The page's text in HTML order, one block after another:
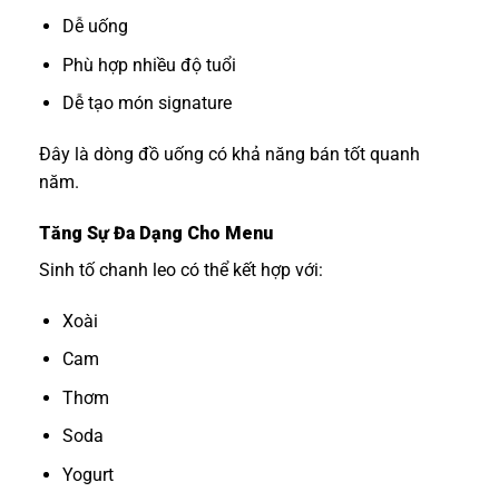
Dễ uống
Phù hợp nhiều độ tuổi
Dễ tạo món signature
Đây là dòng đồ uống có khả năng bán tốt quanh
năm.
Tăng Sự Đa Dạng Cho Menu
Sinh tố chanh leo có thể kết hợp với:
Xoài
Cam
Thơm
Soda
Yogurt